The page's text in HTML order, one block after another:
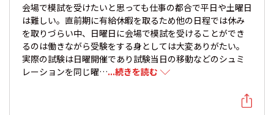
会場で模試を受けたいと思っても仕事の都合で平日や土曜日
は難しい。直前期に有給休暇を取るため他の日程では休み
を取りづらい中、日曜日に会場で模試を受けることができ
るのは働きながら受験をする身としては大変ありがたい。
実際の試験は日曜開催であり試験当日の移動などのシュミ
レーションを同じ曜…...続きを読む